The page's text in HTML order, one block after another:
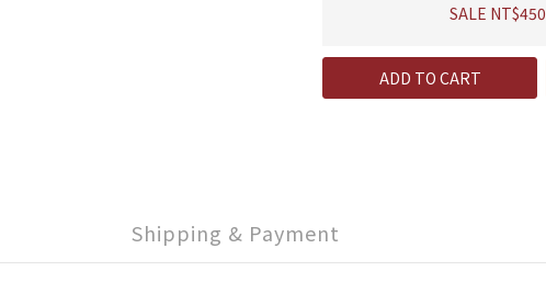
SALE NT$450
ADD TO CART
Shipping & Payment